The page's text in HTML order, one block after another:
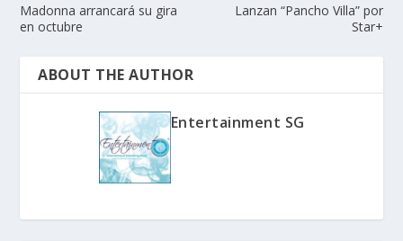
Madonna arrancará su gira
en octubre
Lanzan “Pancho Villa” por
Star+
ABOUT THE AUTHOR
Entertainment SG